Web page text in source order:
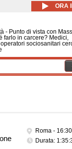
ORA
- Punto di vista con
farlo in carcere? Medici,
sociosanitari
Roma - 16:30
Durata: